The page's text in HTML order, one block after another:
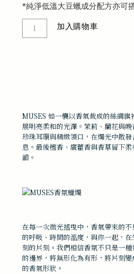
*純淨低溫大豆蠟成分配方亦可
加入購物車
MUSES 如一襲以香氣裁成的絲綢旗
展明亮柔和的光澤。茉莉、蘭花與
珍珠耳環與精緻領口，在燭光中散
息。最後檀香、廣藿香與香草留下
韻。
在每一次微光搖曳中，香氣帶來的
的呼吸、時間的溫度，與你一起，
刻的片刻。我們相信香氛不只是一
的邊界，將無形化為有形，將片刻
的香氣形狀。